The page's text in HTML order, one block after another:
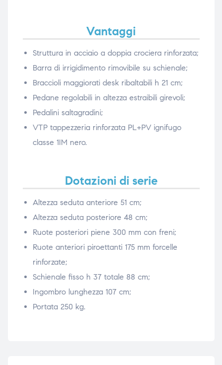
Vantaggi
Struttura in acciaio a doppia crociera rinforzata;
Barra di irrigidimento rimovibile su schienale;
Braccioli maggiorati desk ribaltabili h 21 cm;
Pedane regolabili in altezza estraibili girevoli;
Pedalini saltagradini;
VTP tappezzeria rinforzata PL+PV ignifugo
classe 1IM nero.
Dotazioni di serie
Altezza seduta anteriore 51 cm;
Altezza seduta posteriore 48 cm;
Ruote posteriori piene 300 mm con freni;
Ruote anteriori piroettanti 175 mm forcelle
rinforzate;
Schienale fisso h 37 totale 88 cm;
Ingombro lunghezza 107 cm;
Portata 250 kg.